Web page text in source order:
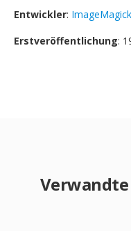
Entwickler:
Erstveröffentlichung: